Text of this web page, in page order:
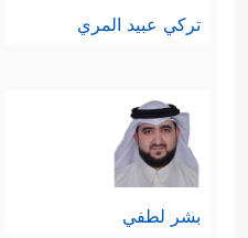
تركي عبيد المري
بشر لطفي